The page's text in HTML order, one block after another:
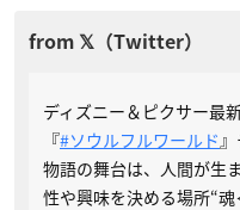
ディズニー＆ピクサー最
『#ソウルフルワールド
物語の舞台は、人間が生
性や興味を決める場所“魂